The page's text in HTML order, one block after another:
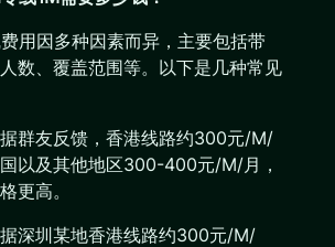
用因多种因素而异，主要包括带
数、覆盖范围等。以下是几种常见
群友反馈，香港线路约300元/M/
以及其他地区300-400元/M/月，
更高。
深圳某地香港线路约300元/M/